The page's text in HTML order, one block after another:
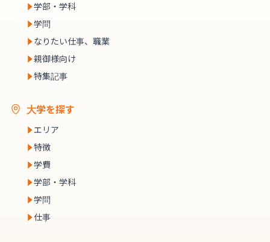
学部・学科
学問
なりたい仕事、職業
親御様向け
特集記事
大学を探す
エリア
特徴
学費
学部・学科
学問
仕事